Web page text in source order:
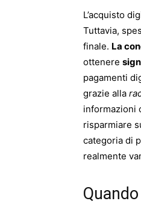
L’acquisto
Tuttavia,
finale. La
ottenere
pagamenti
grazie alla
informazioni
risparmiare
categoria di
realmente